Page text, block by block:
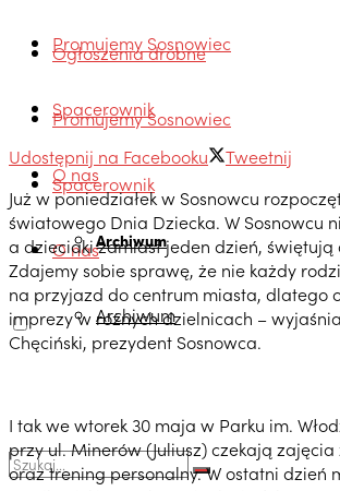
Promujemy Sosnowiec
Spacerownik
O nas
Archiwum
Ogłoszenia drobne
Promujemy Sosnowiec
Spacerownik
O nas
Archiwum
Udostępnij na Facebooku
Tweetnij
Już w poniedziałek w Sosnowcu
światowego Dnia Dziecka. W Sosnowcu
a dzieciaki zamiast jeden dzień, świętują
Zdajemy sobie sprawę, że nie każdy
na przyjazd do centrum miasta, dlatego
imprezy w różnych dzielnicach –
Chęciński, prezydent Sosnowca.
I tak we wtorek 30 maja w Parku im.
przy ul. Minerów (Juliusz) czekają zajęcia
oraz trening personalny. W ostatni dzień